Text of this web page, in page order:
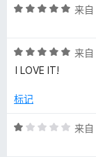
评
/
5
来自
评
分
/
来自
I LOVE IT!
标记
评
来自